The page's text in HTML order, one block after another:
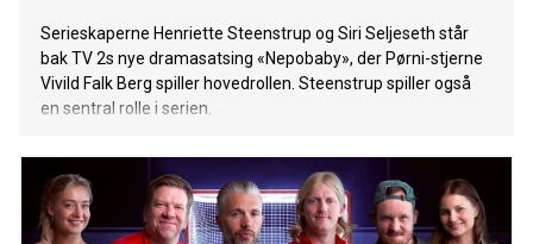
Serieskaperne Henriette Steenstrup og Siri Seljeseth står
bak TV 2s nye dramasatsing «Nepobaby», der Pørni-stjerne
Vivild Falk Berg spiller hovedrollen. Steenstrup spiller også
en sentral rolle i serien.